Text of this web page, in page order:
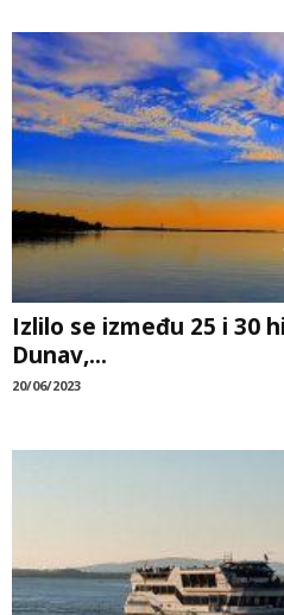
Izlilo se između 25 i 30
Dunav,...
20/06/2023